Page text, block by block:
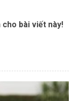
bài viết này!